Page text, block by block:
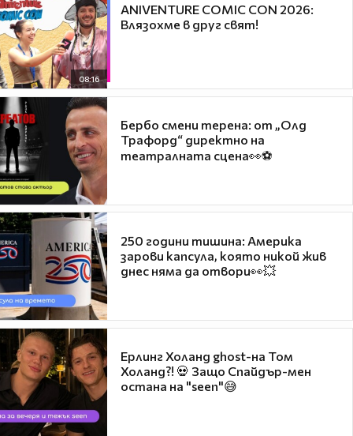
08:16
ANIVENTURE COMIC CON 2026:
Влязохме в друг свят!
Бербо смени терена: от „Олд
Трафорд“ директно на
театралната сцена👀⚽
250 години тишина: Америка
зарови капсула, която никой жив
днес няма да отвори👀💥
Ерлинг Холанд ghost-на Том
Холанд?! 💀 Защо Спайдър-мен
остана на "seen"😅